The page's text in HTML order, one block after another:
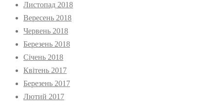
Листопад 2018
Вересень 2018
Червень 2018
Березень 2018
Січень 2018
Квітень 2017
Березень 2017
Лютий 2017